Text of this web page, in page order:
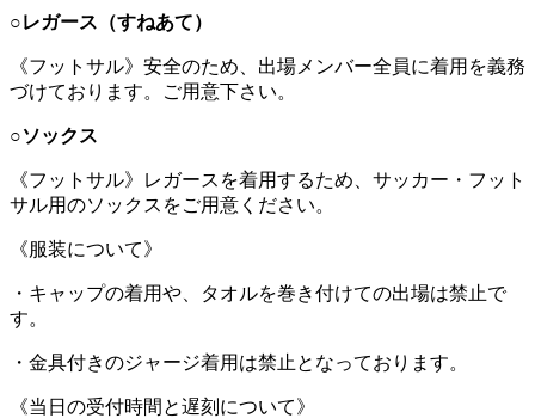
○レガース（すねあて）
《フットサル》安全のため、出場メンバー全員に着用を義務
づけております。ご用意下さい。
○ソックス
《フットサル》レガースを着用するため、サッカー・フット
サル用のソックスをご用意ください。
《服装について》
・キャップの着用や、タオルを巻き付けての出場は禁止で
す。
・金具付きのジャージ着用は禁止となっております。
《当日の受付時間と遅刻について》